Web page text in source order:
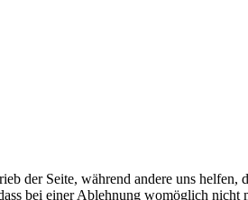
der Seite, während andere uns
bei einer Ablehnung womöglich